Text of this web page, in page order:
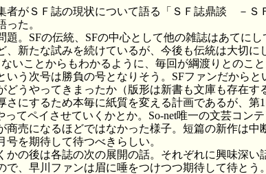
者がＳＦ誌の現状について語る「ＳＦ誌鼎談 －Ｓ
た。
題。SFの伝統、SFの中心として他の雑誌はあてに
新たな試みを続けているが、今後も伝統は大切に
いことからもわかるように、毎回が綱渡りとの
いう次号は勝負の号となりそう。SFファンだから
どうやってきまったか（版形は新書も文庫も存在
にするため本毎に紙質を変える計画であるが、第
てペイさせていくかとか。So-net唯一の文芸コ
商売になるほどではなかった様子。短篇の新作は
を期待して待つべきらしい。
かの後は各誌の次の展開の話。それぞれに興味深
、早川ファンは眉に唾をつけつつ期待して待とう。